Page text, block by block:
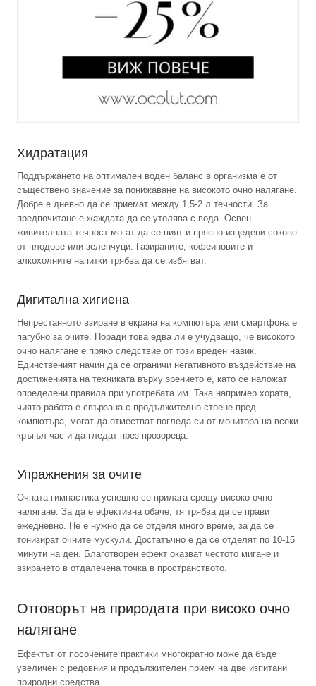
Хидратация
Поддържането на оптимален воден баланс в организма е от
съществено значение за понижаване на високото очно налягане.
Добре е дневно да се приемат между 1,5-2 л течности. За
предпочитане е жаждата да се утолява с вода. Освен
живителната течност могат да се пият и прясно изцедени сокове
от плодове или зеленчуци. Газираните, кофеиновите и
алкохолните напитки трябва да се избягват.
Дигитална хигиена
Непрестанното взиране в екрана на компютъра или смартфона е
пагубно за очите. Поради това едва ли е учудващо, че високото
очно налягане е пряко следствие от този вреден навик.
Единственият начин да се ограничи негативното въздействие на
достиженията на техниката върху зрението е, като се наложат
определени правила при употребата им. Така например хората,
чиято работа е свързана с продължително стоене пред
компютъра, могат да отместват погледа си от монитора на всеки
кръгъл час и да гледат през прозореца.
Упражнения за очите
Очната гимнастика успешно се прилага срещу високо очно
налягане. За да е ефективна обаче, тя трябва да се прави
ежедневно. Не е нужно да се отделя много време, за да се
тонизират очните мускули. Достатъчно е да се отделят по 10-15
минути на ден. Благотворен ефект оказват честото мигане и
взирането в отдалечена точка в пространството.
Отговорът на природата при високо очно
налягане
Ефектът от посочените практики многократно може да бъде
увеличен с редовния и продължителен прием на две изпитани
природни средства.